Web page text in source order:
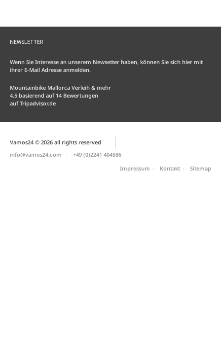
NEWSLETTER
Wenn Sie Interesse an unserem Newsetter haben, können Sie sich hier mit
ihrer E-Mail Adresse anmelden.
Mountainbike Mallorca Verleih & mehr
4.5 basierend auf 14 Bewertungen
aufTripadvisor.de
Vamos24 © 2026 all rights reserved
info@vamos24.com
+49 (0)2241 404586
Impressum
Kontakt Sitemap